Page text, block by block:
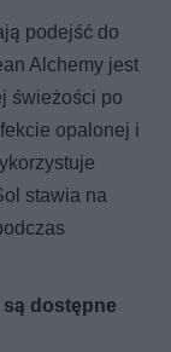
podejść do
Alchemy jest
świeżości po
opalonej i
stawia na
dostępne